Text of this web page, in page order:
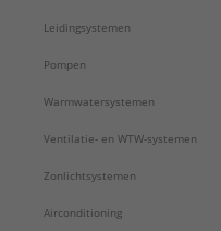
Leidingsystemen
Pompen
Warmwatersystemen
Ventilatie- en WTW-systemen
Zonlichtsystemen
Airconditioning